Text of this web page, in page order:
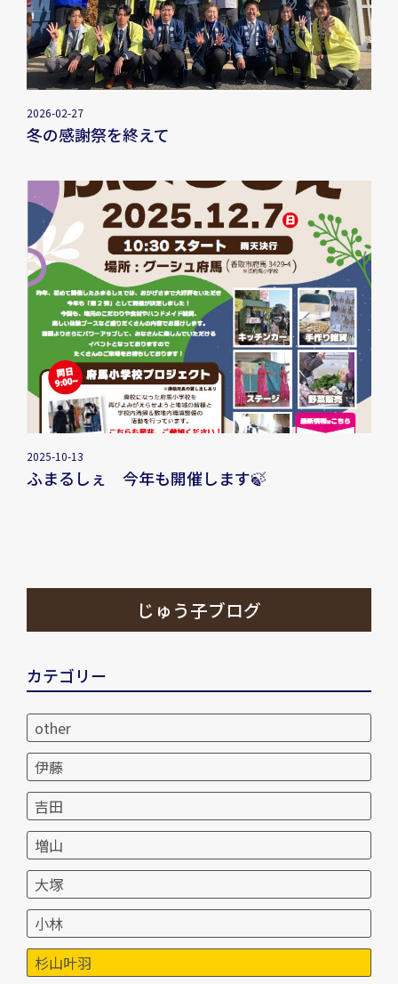
2026-02-27
冬の感謝祭を終えて
2025-10-13
ふまるしぇ 今年も開催します🍃
じゅう子ブログ
カテゴリー
other
伊藤
吉田
増山
大塚
小林
杉山叶羽